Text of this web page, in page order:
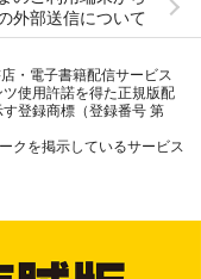
外部送信について
・電子書籍配信サービス
使用許諾を得た正規版配
登録商標（登録番号 第
クを掲示しているサービス